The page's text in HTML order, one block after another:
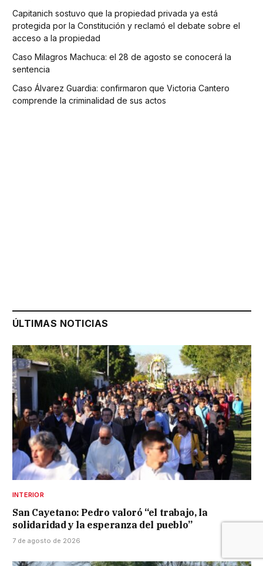
Capitanich sostuvo que la propiedad privada ya está
protegida por la Constitución y reclamó el debate sobre el
acceso a la propiedad
Caso Milagros Machuca: el 28 de agosto se conocerá la
sentencia
Caso Álvarez Guardia: confirmaron que Victoria Cantero
comprende la criminalidad de sus actos
ÚLTIMAS NOTICIAS
INTERIOR
San Cayetano: Pedro valoró “el trabajo, la
solidaridad y la esperanza del pueblo”
7 de agosto de 2026